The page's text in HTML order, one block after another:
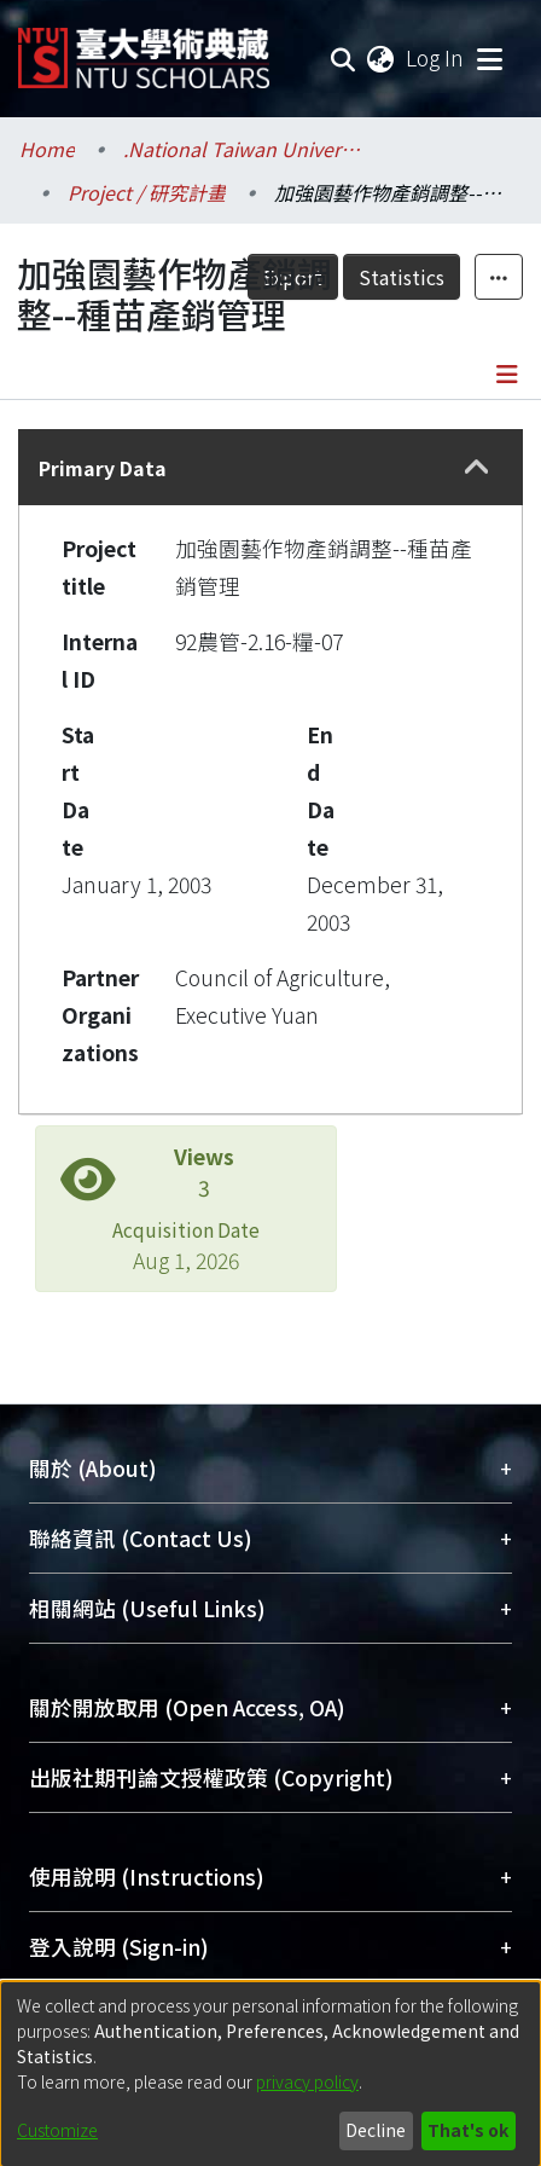
Log In
Communities & Collections
Research Outputs
Fundings & Projects
Researchers
Statistics
Home
.National Taiwan University / 國立臺灣大學
Project / 研究計畫
加強園藝作物產銷調整--種苗產銷管理
Export Statistics
加強園藝作物產銷調
整--種苗產銷管理
Details
Primary Data
Project
title
加強園藝作物產銷調整--種苗產
銷管理
Interna
l ID
92農管-2.16-糧-07
Sta
rt
Da
te
January 1, 2003
En
d
Da
te
December 31,
2003
Partner
Organi
zations
Council of Agriculture,
Executive Yuan
Views
3
Acquisition Date
Aug 1, 2026
關於 (About) +
臺大位居世界頂尖大學之列，為永久珍藏及向國際
展現本校豐碩的研究成果及學術能量，圖書館整合
機構典藏（NTUR）與學術庫（AH）不同功能平
台，成為臺大學術典藏NTU scholars。期能整合研
成果。
To permanently archive and promote researcher
profiles and scholarly works, Library integrates the
services of “NTU Repository” with “Academic
聯絡資訊 (Contact Us) +
總館學科館員(Main Library)
醫學圖書館學科館員(Medical Library)
Sciences Library)
相關網站 (Useful Links) +
關於開放取用 (Open Access, OA) +
開放取用是從使用者角度提升資訊取用性的社會運
動，應用在學術研究上是透過將研究著作公開供使
用逐年攀升。同時可加速研究發展、提升研究影響
Archive）平台。 （點選深入了解OA）
出版社期刊論文授權政策 (Copyright) +
含部分內容的版權非匯入者所有，或由第三方贊
助與合作完成，請確認該版權所有者及第三方同
意提供此授權。
Please represent that the submission is your
original work, and that you have the right to
grant the rights to upload.
若欲上傳已出版的全文電子檔，可使用
policy finder
網站查詢，以確認出版單位之版權
政策。
使用說明 (Instructions) +
網站簡介(Quickstart Guide)
使用手冊(Instruction Manual)
線上預約服務(Booking Service)
登入說明 (Sign-in) +
方案一：臺灣大學計算機中心帳號登入
(With C&INC Email Account)
方案二：ORCID帳號登入(With ORCID)
匯入著作 (Submission) +
方案一：定期更新ORCID者，以ID匯入
for identifier (ORCID))
方案二：
(Default mode Submission)
Built withDSpace-CRIS software
- Extension maintained and optimized
We collect and process your personal information for the following
purposes: Authentication, Preferences, Acknowledgement and
Statistics.
To learn more, please read our privacy policy.
Customize Decline That's ok